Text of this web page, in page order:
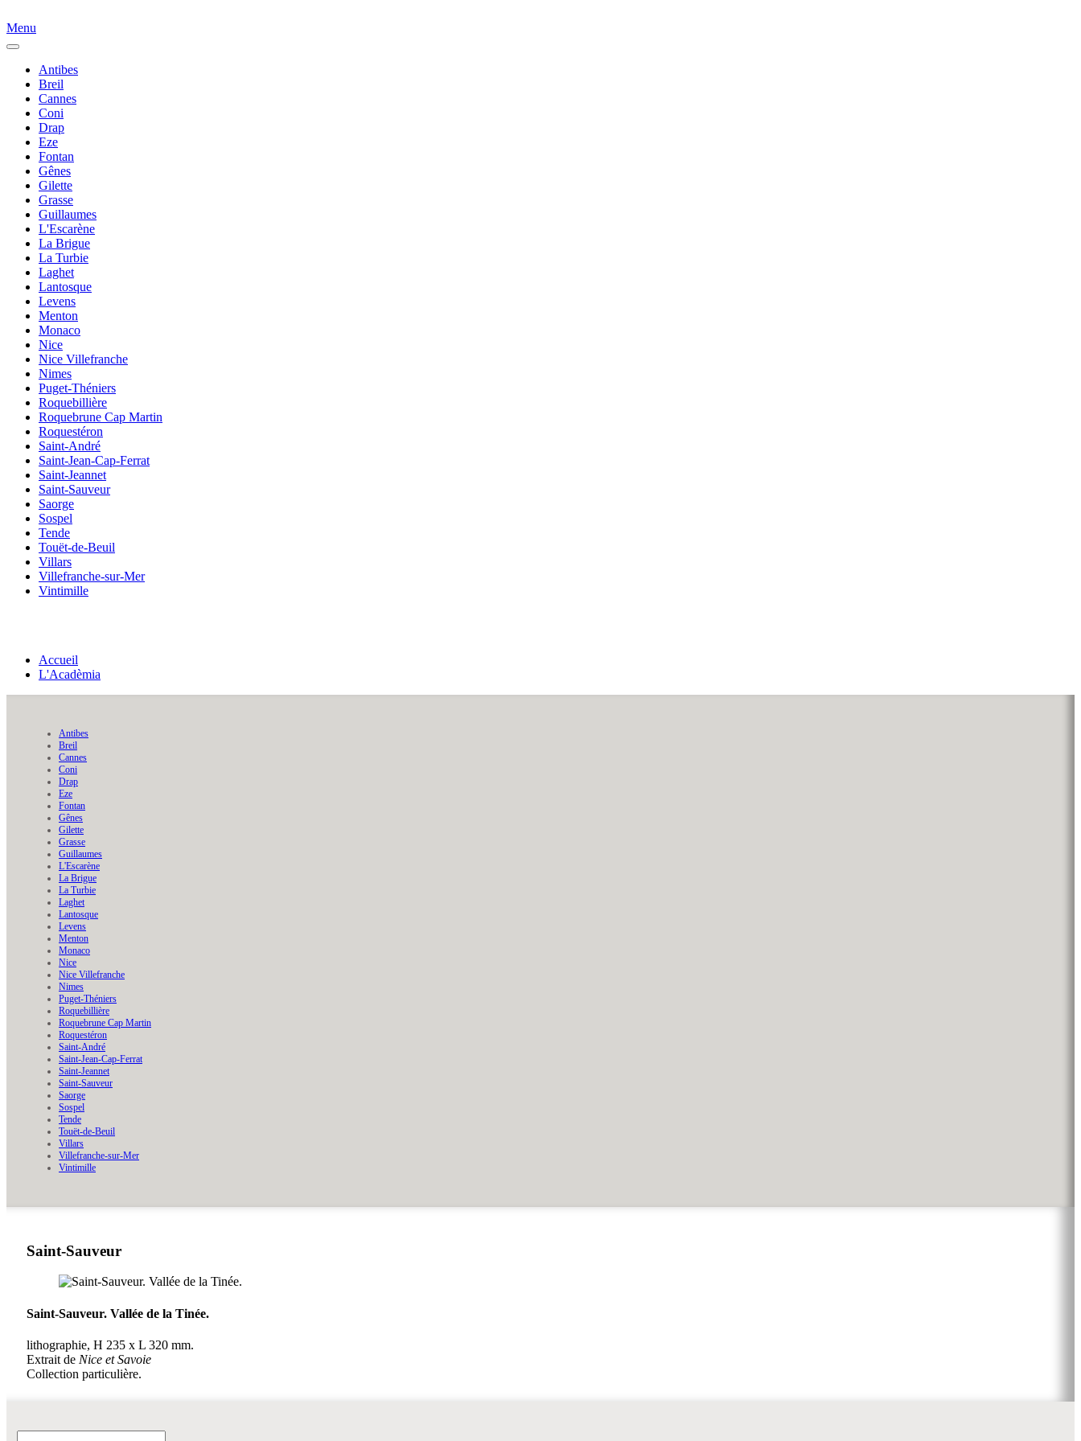
Menu
Antibes
Breil
Cannes
Coni
Drap
Eze
Fontan
Gênes
Gilette
Grasse
Guillaumes
L'Escarène
La Brigue
La Turbie
Laghet
Lantosque
Levens
Menton
Monaco
Nice
Nice Villefranche
Nimes
Puget-Théniers
Roquebillière
Roquebrune Cap Martin
Roquestéron
Saint-André
Saint-Jean-Cap-Ferrat
Saint-Jeannet
Saint-Sauveur
Saorge
Sospel
Tende
Touët-de-Beuil
Villars
Villefranche-sur-Mer
Vintimille
Accueil
L'Acadèmia
Antibes
Breil
Cannes
Coni
Drap
Eze
Fontan
Gênes
Gilette
Grasse
Guillaumes
L'Escarène
La Brigue
La Turbie
Laghet
Lantosque
Levens
Menton
Monaco
Nice
Nice Villefranche
Nimes
Puget-Théniers
Roquebillière
Roquebrune Cap Martin
Roquestéron
Saint-André
Saint-Jean-Cap-Ferrat
Saint-Jeannet
Saint-Sauveur
Saorge
Sospel
Tende
Touët-de-Beuil
Villars
Villefranche-sur-Mer
Vintimille
Saint-Sauveur
Saint-Sauveur. Vallée de la Tinée.
lithographie, H 235 x L 320 mm.
Extrait de Nice et Savoie
Collection particulière.